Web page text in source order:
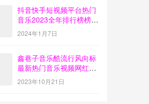
抖音快手短视频平台热门
音乐2023全年排行榜榜单
歌曲打包下载【4G】
2024年1月7日
鑫巷子音乐酷流行风向标
最新热门音乐视频网红歌
曲打包下载【第55期】
2023年10月21日